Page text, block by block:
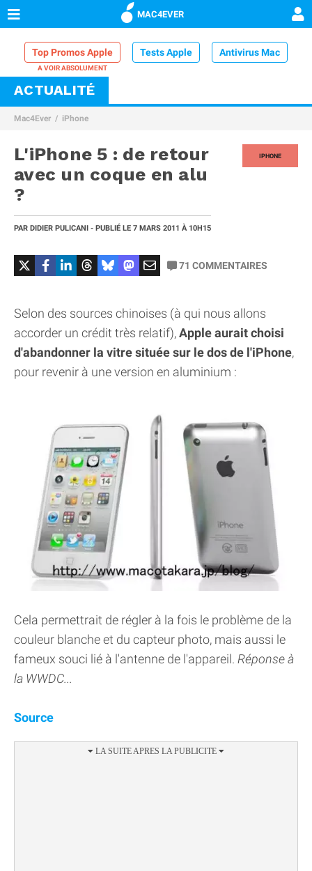
MAC4EVER
Top Promos Apple Tests Apple Antivirus Mac
VPN Mac
Comparatif iPhone
ACTUALITÉ
Mac4Ever iPhone
IPHONE
L'iPhone 5 : de retour
avec un coque en alu
?
PAR DIDIER PULICANI - PUBLIÉ LE 7 MARS 2011 À 10H15
71 COMMENTAIRES
Selon des sources chinoises (à qui nous allons
accorder un crédit très relatif),Apple aurait choisi
d'abandonner la vitre située sur le dos de l'iPhone,
pour revenir à une version en aluminium :
Cela permettrait de régler à la fois le problème de la
couleur blanche et du capteur photo, mais aussi le
fameux souci lié à l'antenne de l'appareil. Réponse à
la WWDC...
Source